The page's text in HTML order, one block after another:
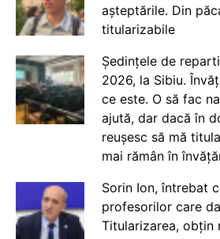
așteptările. Din
titularizabile
Ședințele de
2026, la Sibiu.
ce este. O să fac
ajută, dar dacă în
reușesc să mă
mai rămân în
Sorin Ion, întrebat
profesorilor care
Titularizarea, obțin